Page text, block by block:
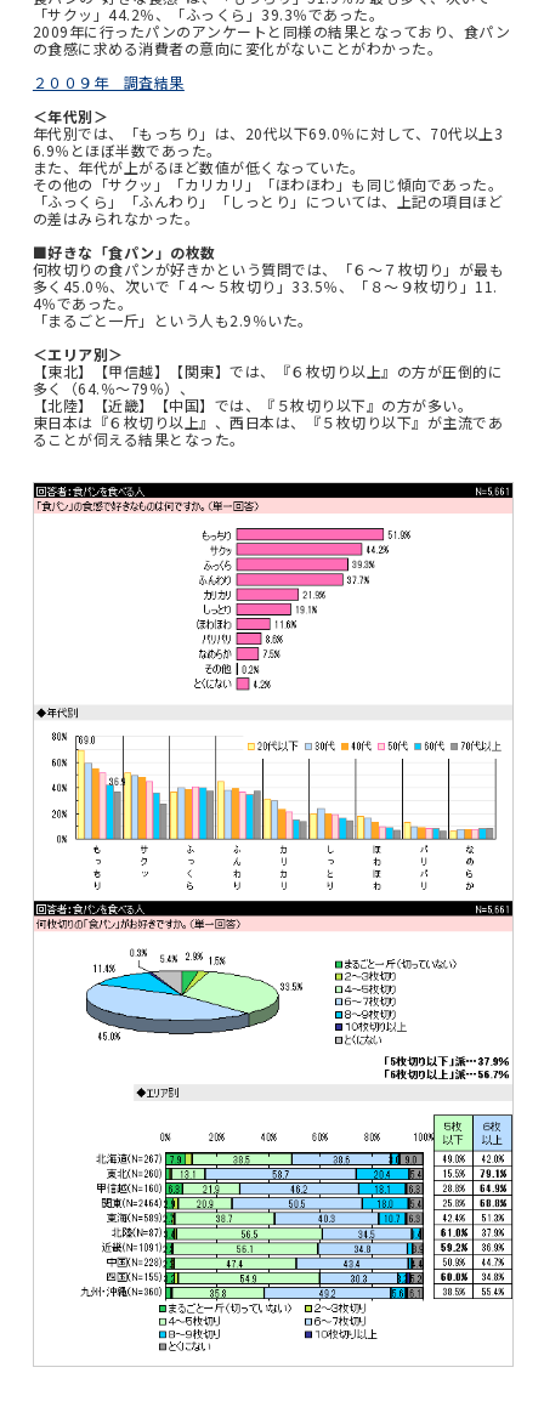
「サクッ」44.2％、「ふっくら」39.3％であった。
2009年に行ったパンのアンケートと同様の結果となっており、食パン
の食感に求める消費者の意向に変化がないことがわかった。
２００９年 調査結果
＜年代別＞
年代別では、「もっちり」は、20代以下69.0％に対して、70代以上3
6.9％とほぼ半数であった。
また、年代が上がるほど数値が低くなっていた。
その他の「サクッ」「カリカリ」「ほわほわ」も同じ傾向であった。
「ふっくら」「ふんわり」「しっとり」については、上記の項目ほど
の差はみられなかった。
■好きな「食パン」の枚数
何枚切りの食パンが好きかという質問では、「６～７枚切り」が最も
多く45.0％、次いで「４～５枚切り」33.5％、「８～９枚切り」11.
4％であった。
「まるごと一斤」という人も2.9％いた。
＜エリア別＞
【東北】【甲信越】【関東】では、『６枚切り以上』の方が圧倒的に
多く（64.％～79％）、
【北陸】【近畿】【中国】では、『５枚切り以下』の方が多い。
東日本は『６枚切り以上』、西日本は、『５枚切り以下』が主流であ
ることが伺える結果となった。